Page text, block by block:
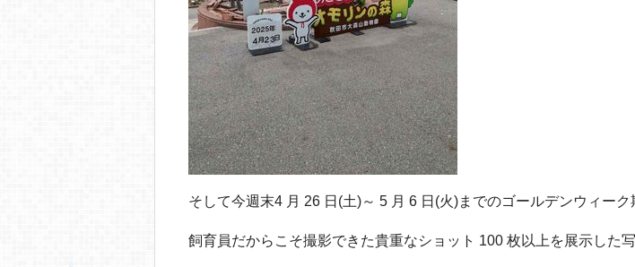
そして今週末4 月 26 日(土)～ 5 月 6 日(火)までのゴールデンウィーク
飼育員だからこそ撮影できた貴重なショット 100 枚以上を展示した